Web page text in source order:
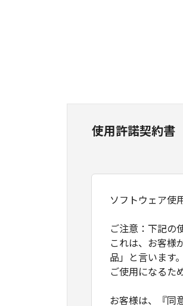
使用許諾契約書
ソフトウェア使
ご注意：下記の
これは、お客様
品」と言います
ご使用になるた
お客様は、『同